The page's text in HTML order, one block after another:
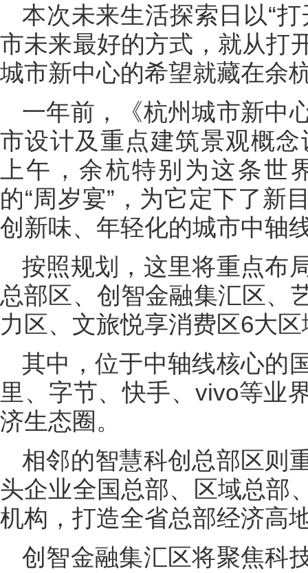
本次未来生活探索日以“
市未来最好的方式，就从打
城市新中心的希望就藏在余
一年前，《杭州城市新中
市设计及重点建筑景观概
上午，余杭特别为这条世
的“周岁宴”，为它定下了新
创新味、年轻化的城市中轴
按照规划，这里将重点布
总部区、创智金融集汇区、
力区、文旅悦享消费区6大
其中，位于中轴线核心的
里、字节、快手、vivo等业
济生态圈。
相邻的智慧科创总部区则
头企业全国总部、区域总部
机构，打造全省总部经济高
创智金融集汇区将聚焦科